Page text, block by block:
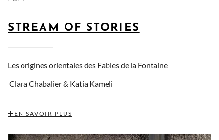
STREAM OF STORIES
Les origines orientales des Fables de la Fontaine
Clara Chabalier & Katia Kameli
EN SAVOIR PLUS